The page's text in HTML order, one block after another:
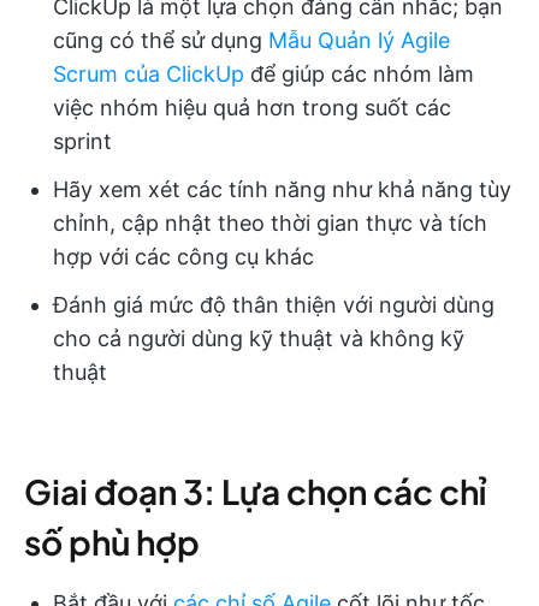
ClickUp là một lựa chọn đáng cân nhắc; bạn
cũng có thể sử dụng Mẫu Quản lý Agile
Scrum của ClickUp để giúp các nhóm làm
việc nhóm hiệu quả hơn trong suốt các
sprint
Hãy xem xét các tính năng như khả năng tùy
chỉnh, cập nhật theo thời gian thực và tích
hợp với các công cụ khác
Đánh giá mức độ thân thiện với người dùng
cho cả người dùng kỹ thuật và không kỹ
thuật
Giai đoạn 3: Lựa chọn các chỉ
số phù hợp